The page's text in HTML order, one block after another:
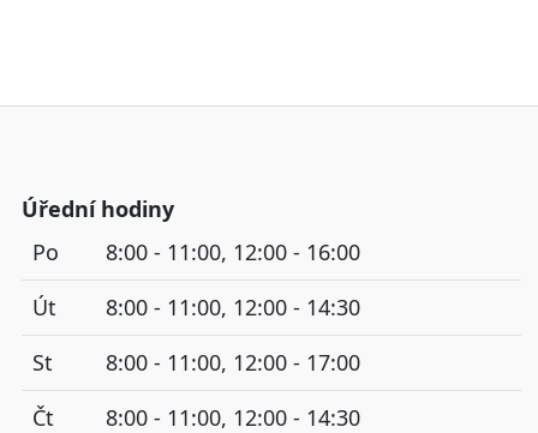
Úřední hodiny
Po
8:00 - 11:00, 12:00 - 16:00
Út
8:00 - 11:00, 12:00 - 14:30
St
8:00 - 11:00, 12:00 - 17:00
Čt
8:00 - 11:00, 12:00 - 14:30